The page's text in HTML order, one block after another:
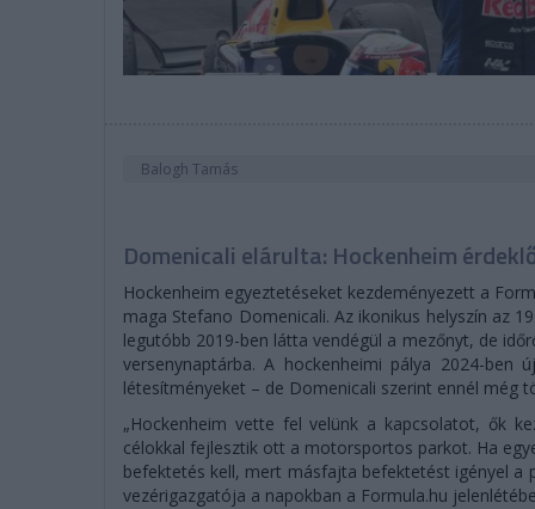
Balogh Tamás
Domenicali elárulta: Hockenheim
Hockenheim egyeztetéseket kezdeményezett a
maga Stefano Domenicali. Az ikonikus helyszín az
legutóbb 2019-ben látta vendégül a mezőnyt, de
versenynaptárba. A hockenheimi pálya 2024-
létesítményeket – de Domenicali szerint ennél még
„Hockenheim vette fel velünk a kapcsolatot, ők
célokkal fejlesztik ott a motorsportos parkot. Ha
befektetés kell, mert másfajta befektetést igényel a
vezérigazgatója a napokban a Formula.hu